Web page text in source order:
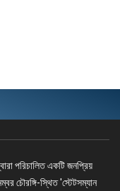
পরিচালিত একটি জনপ্রিয়
চৌরঙ্গি-স্থিত 'স্টেটসম্যান